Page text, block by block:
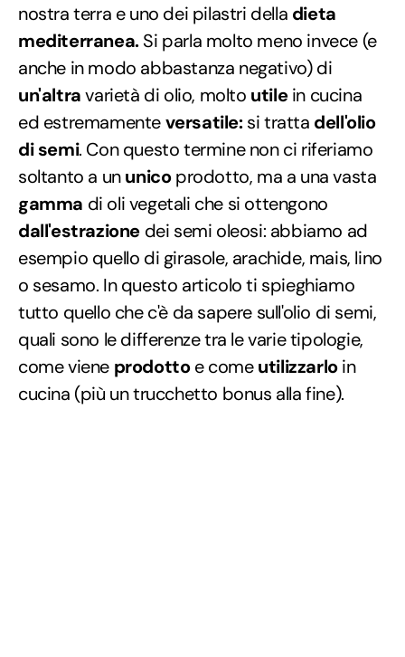
nostra terra e uno dei pilastri della dieta
mediterranea.Si parla molto meno invece (e
anche in modo abbastanza negativo) di
un'altravarietà di olio, molto utilein cucina
ed estremamenteversatile:si tratta dell'olio
di semi. Con questo termine non ci riferiamo
soltanto a ununicoprodotto, ma a una vasta
gamma di oli vegetali che si ottengono
dall'estrazione dei semi oleosi: abbiamo ad
esempio quello di girasole, arachide, mais, lino
o sesamo. In questo articolo ti spieghiamo
tutto quello che c'è da sapere sull'olio di semi,
quali sono le differenze tra le varie tipologie,
come viene prodottoe comeutilizzarloin
cucina (più un trucchetto bonus alla fine).